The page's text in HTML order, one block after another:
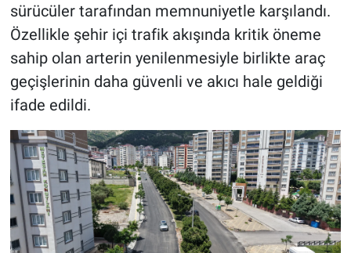
sürücüler tarafından memnuniyetle karşılandı.
Özellikle şehir içi trafik akışında kritik öneme
sahip olan arterin yenilenmesiyle birlikte araç
geçişlerinin daha güvenli ve akıcı hale geldiği
ifade edildi.